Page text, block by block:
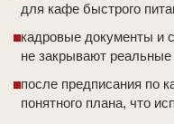
для кафе быстрого
кадровые документы и
не закрывают
после предписания по
понятного плана, что